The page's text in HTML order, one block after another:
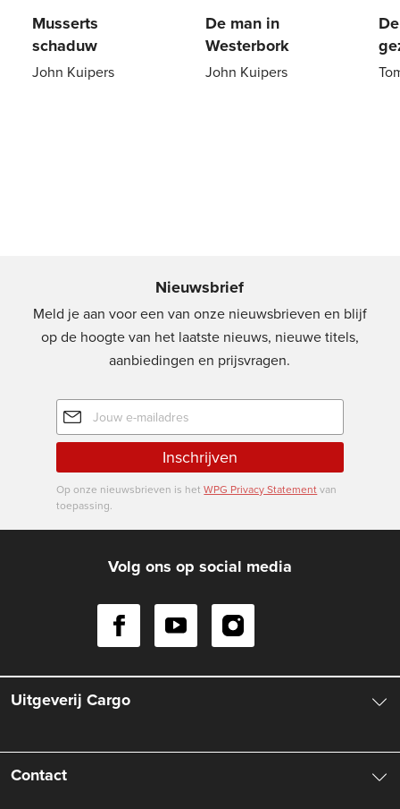
Musserts
schaduw
John Kuipers
De man in
Westerbork
John Kuipers
Nieuwsbrief
Meld je aan voor een van onze nieuwsbrieven en blijf
op de hoogte van het laatste nieuws, nieuwe titels,
aanbiedingen en prijsvragen.
E-
mailadres
Inschrijven
Op onze nieuwsbrieven is hetWPG Privacy Statementvan
toepassing.
Volg ons op social media
Uitgeverij Cargo
Over ons
Contact